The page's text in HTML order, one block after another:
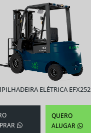
ELÉTRICA EFX252
QUERO
ALUGAR